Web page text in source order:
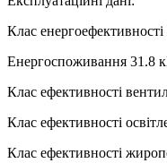
Клас
Енергоспоживання 31.8
Клас ефективності
Клас ефективності
Клас ефективності